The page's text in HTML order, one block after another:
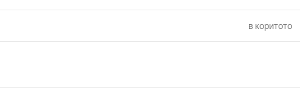
в коритото